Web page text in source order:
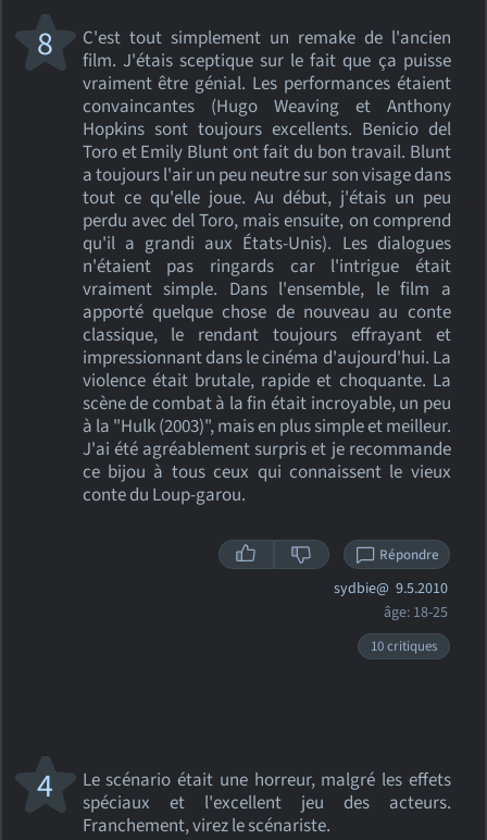
C'est tout simplement un remake de l'ancien
film. J'étais sceptique sur le fait que ça puisse
vraiment être génial. Les performances étaient
convaincantes (Hugo Weaving et Anthony
Hopkins sont toujours excellents. Benicio del
Toro et Emily Blunt ont fait du bon travail. Blunt
a toujours l'air un peu neutre sur son visage dans
tout ce qu'elle joue. Au début, j'étais un peu
perdu avec del Toro, mais ensuite, on comprend
qu'il a grandi aux États-Unis). Les dialogues
n'étaient pas ringards car l'intrigue était
vraiment simple. Dans l'ensemble, le film a
apporté quelque chose de nouveau au conte
classique, le rendant toujours effrayant et
impressionnant dans le cinéma d'aujourd'hui. La
violence était brutale, rapide et choquante. La
scène de combat à la fin était incroyable, un peu
à la "Hulk (2003)", mais en plus simple et meilleur.
J'ai été agréablement surpris et je recommande
ce bijou à tous ceux qui connaissent le vieux
conte du Loup-garou.
8
Répondre
sydbie@ 9.5.2010
âge: 18-25
10 critiques
Le scénario était une horreur, malgré les effets
spéciaux et l'excellent jeu des acteurs.
Franchement, virez le scénariste.
4